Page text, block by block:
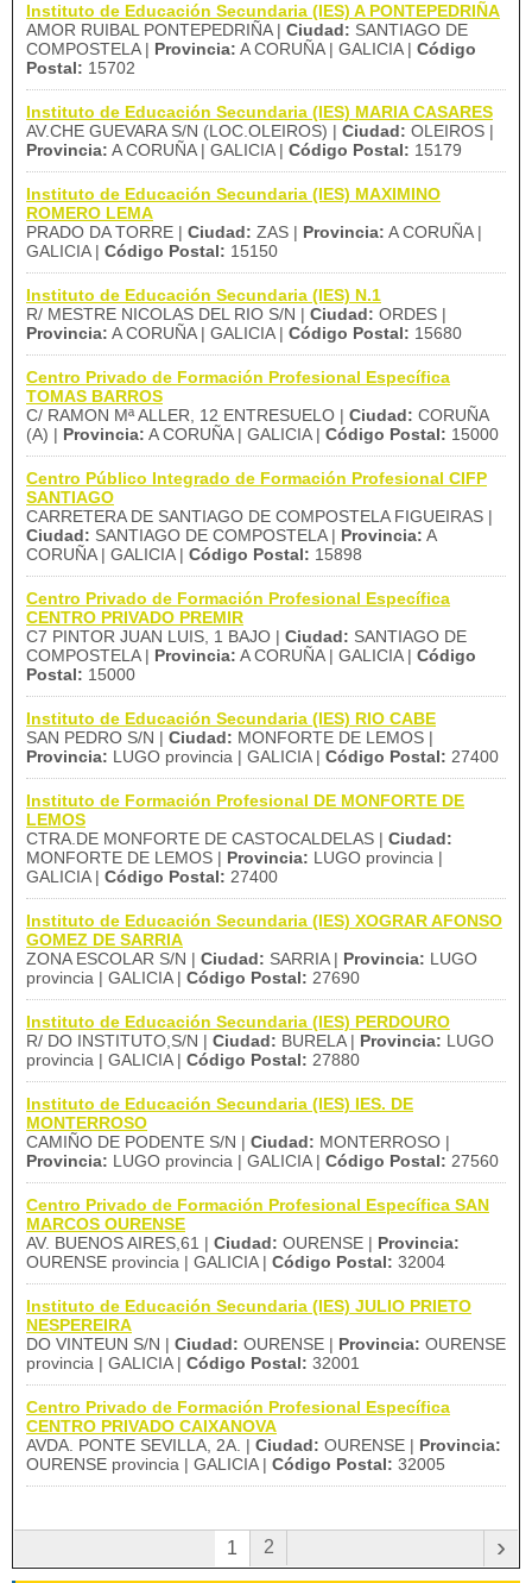
Instituto de Educación Secundaria (IES) A PONTEPEDRIÑA
AMOR RUIBAL PONTEPEDRIÑA | Ciudad: SANTIAGO DE
COMPOSTELA | Provincia: A CORUÑA | GALICIA | Código
Postal: 15702
Instituto de Educación Secundaria (IES) MARIA CASARES
AV.CHE GUEVARA S/N (LOC.OLEIROS) | Ciudad: OLEIROS |
Provincia: A CORUÑA | GALICIA | Código Postal: 15179
Instituto de Educación Secundaria (IES) MAXIMINO
ROMERO LEMA
PRADO DA TORRE | Ciudad: ZAS | Provincia: A CORUÑA |
GALICIA | Código Postal: 15150
Instituto de Educación Secundaria (IES) N.1
R/ MESTRE NICOLAS DEL RIO S/N | Ciudad: ORDES |
Provincia: A CORUÑA | GALICIA | Código Postal: 15680
Centro Privado de Formación Profesional Específica
TOMAS BARROS
C/ RAMON Mª ALLER, 12 ENTRESUELO | Ciudad: CORUÑA
(A) | Provincia: A CORUÑA | GALICIA | Código Postal: 15000
Centro Público Integrado de Formación Profesional CIFP
SANTIAGO
CARRETERA DE SANTIAGO DE COMPOSTELA FIGUEIRAS |
Ciudad: SANTIAGO DE COMPOSTELA | Provincia: A
CORUÑA | GALICIA | Código Postal: 15898
Centro Privado de Formación Profesional Específica
CENTRO PRIVADO PREMIR
C7 PINTOR JUAN LUIS, 1 BAJO | Ciudad: SANTIAGO DE
COMPOSTELA | Provincia: A CORUÑA | GALICIA | Código
Postal: 15000
Instituto de Educación Secundaria (IES) RIO CABE
SAN PEDRO S/N | Ciudad: MONFORTE DE LEMOS |
Provincia: LUGO provincia | GALICIA | Código Postal: 27400
Instituto de Formación Profesional DE MONFORTE DE
LEMOS
CTRA.DE MONFORTE DE CASTOCALDELAS | Ciudad:
MONFORTE DE LEMOS | Provincia: LUGO provincia |
GALICIA | Código Postal: 27400
Instituto de Educación Secundaria (IES) XOGRAR AFONSO
GOMEZ DE SARRIA
ZONA ESCOLAR S/N | Ciudad: SARRIA | Provincia: LUGO
provincia | GALICIA | Código Postal: 27690
Instituto de Educación Secundaria (IES) PERDOURO
R/ DO INSTITUTO,S/N | Ciudad: BURELA | Provincia: LUGO
provincia | GALICIA | Código Postal: 27880
Instituto de Educación Secundaria (IES) IES. DE
MONTERROSO
CAMIÑO DE PODENTE S/N | Ciudad: MONTERROSO |
Provincia: LUGO provincia | GALICIA | Código Postal: 27560
Centro Privado de Formación Profesional Específica SAN
MARCOS OURENSE
AV. BUENOS AIRES,61 | Ciudad: OURENSE | Provincia:
OURENSE provincia | GALICIA | Código Postal: 32004
Instituto de Educación Secundaria (IES) JULIO PRIETO
NESPEREIRA
DO VINTEUN S/N | Ciudad: OURENSE | Provincia: OURENSE
provincia | GALICIA | Código Postal: 32001
Centro Privado de Formación Profesional Específica
CENTRO PRIVADO CAIXANOVA
AVDA. PONTE SEVILLA, 2A. | Ciudad: OURENSE | Provincia:
OURENSE provincia | GALICIA | Código Postal: 32005
1 2 ›